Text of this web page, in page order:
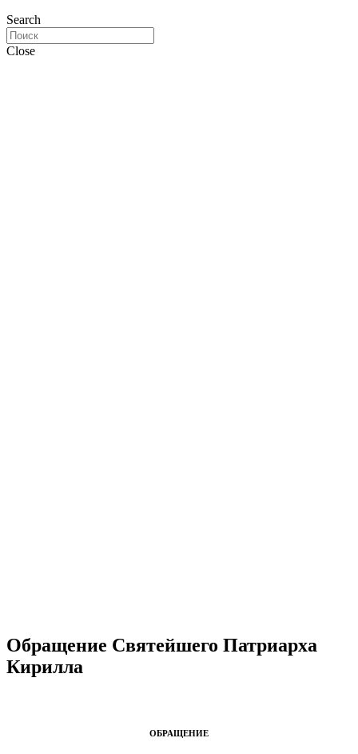
Search
Close
Обращение Святейшего Патриарха
Кирилла
ОБРАЩЕНИЕ